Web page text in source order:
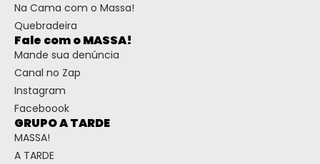
Na Cama com o Massa!
Quebradeira
Fale com o MASSA!
Mande sua denúncia
Canal no Zap
Instagram
Faceboook
GRUPO A TARDE
MASSA!
A TARDE